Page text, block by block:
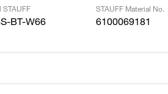
STAUFF STAUFF Material No.
BT-W66 6100069181